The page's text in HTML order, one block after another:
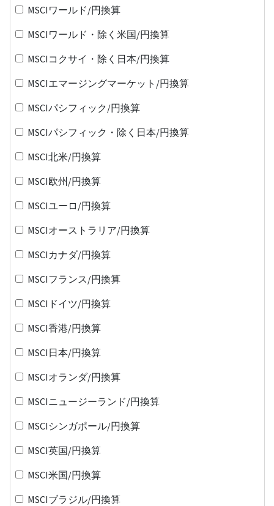
MSCIワールド/円換算
MSCIワールド・除く米国/円換算
MSCIコクサイ・除く日本/円換算
MSCIエマージングマーケット/円換算
MSCIパシフィック/円換算
MSCIパシフィック・除く日本/円換算
MSCI北米/円換算
MSCI欧州/円換算
MSCIユーロ/円換算
MSCIオーストラリア/円換算
MSCIカナダ/円換算
MSCIフランス/円換算
MSCIドイツ/円換算
MSCI香港/円換算
MSCI日本/円換算
MSCIオランダ/円換算
MSCIニュージーランド/円換算
MSCIシンガポール/円換算
MSCI英国/円換算
MSCI米国/円換算
MSCIブラジル/円換算